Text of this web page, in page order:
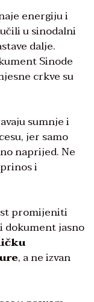
energiju i
u sinodalni
dalje.
Sinode
crkve su
sumnje i
jer samo
naprijed. Ne
i
promijeniti
jasno
, a ne izvan